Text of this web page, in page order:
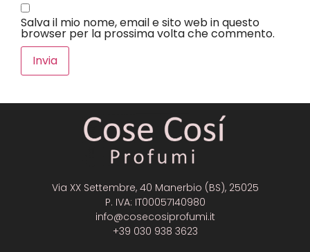
Salva il mio nome, email e sito web in questo
browser per la prossima volta che commento.
Via XX Settembre, 40 Manerbio (BS), 25025
P. IVA: IT00057140980
info@cosecosiprofumi.it
+39 030 938 3623